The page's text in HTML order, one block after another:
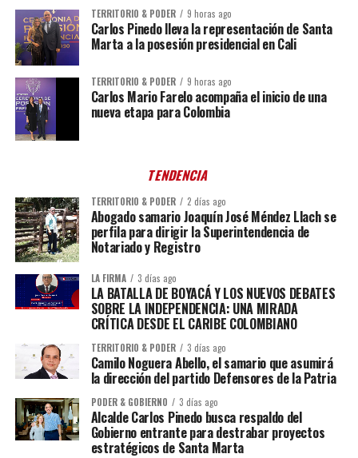
TERRITORIO & PODER 9 horas ago
Carlos Pinedo lleva la representación de Santa
Marta a la posesión presidencial en Cali
TERRITORIO & PODER 9 horas ago
Carlos Mario Farelo acompaña el inicio de una
nueva etapa para Colombia
TENDENCIA
TERRITORIO & PODER 2 días ago
Abogado samario Joaquín José Méndez Llach se
perfila para dirigir la Superintendencia de
Notariado y Registro
LA FIRMA 3 días ago
LA BATALLA DE BOYACÁ Y LOS NUEVOS DEBATES
SOBRE LA INDEPENDENCIA: UNA MIRADA
CRÍTICA DESDE EL CARIBE COLOMBIANO
TERRITORIO & PODER 3 días ago
Camilo Noguera Abello, el samario que asumirá
la dirección del partido Defensores de la Patria
PODER & GOBIERNO 3 días ago
Alcalde Carlos Pinedo busca respaldo del
Gobierno entrante para destrabar proyectos
estratégicos de Santa Marta